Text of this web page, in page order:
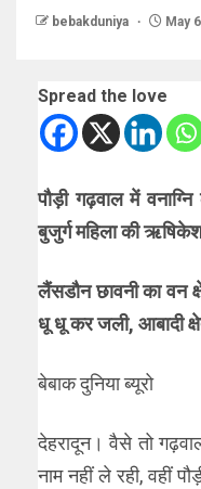
bebakduniya May
Spread the love
पौड़ी गढ़वाल में
बुजुर्ग महिला की
लैंसडौन छावनी का वन
धू धू कर जली, आबादी
बेबाक दुनिया ब्यूरो
देहरादून। वैसे तो
नाम नहीं ले रही, वहीं